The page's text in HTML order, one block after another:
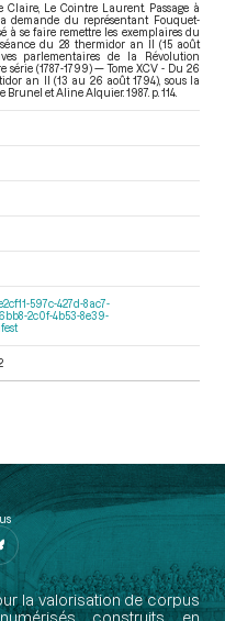
Le Cointre Laurent. Passage à
demande du représentant Fouquet-
à se faire remettre les exemplaires du
du 28 thermidor an II (15 août
parlementaires de la Révolution
série (1787-1799) — Tome XCV - Du 26
an II (13 au 26 août 1794) , sous la
et Aline Alquier. 1987. p. 114.
597c-427d-8ac7-
2c0f-4b53-8e39-
la valorisation de corpus